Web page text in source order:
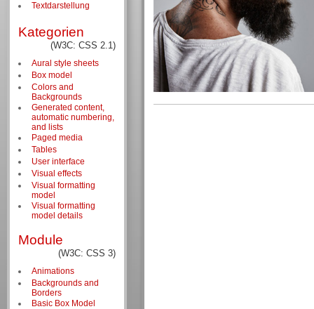
Textdarstellung
Kategorien
(W3C: CSS 2.1)
Aural style sheets
Box model
Colors and
Backgrounds
Generated content,
automatic numbering,
and lists
Paged media
Tables
User interface
Visual effects
Visual formatting
model
Visual formatting
model details
Module
(W3C: CSS 3)
Animations
Backgrounds and
Borders
Basic Box Model